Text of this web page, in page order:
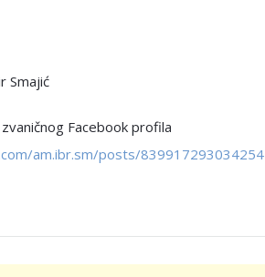
Smajić
Facebook profila
am.ibr.sm/posts/839917293034254